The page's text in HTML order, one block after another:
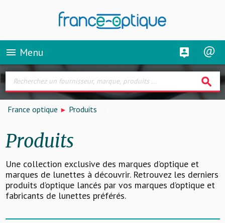
menu Menu
search
France optique Produits
Produits
Une collection exclusive des marques d’optique et
marques de lunettes à découvrir. Retrouvez les derniers
produits d’optique lancés par vos marques d’optique et
fabricants de lunettes préférés.